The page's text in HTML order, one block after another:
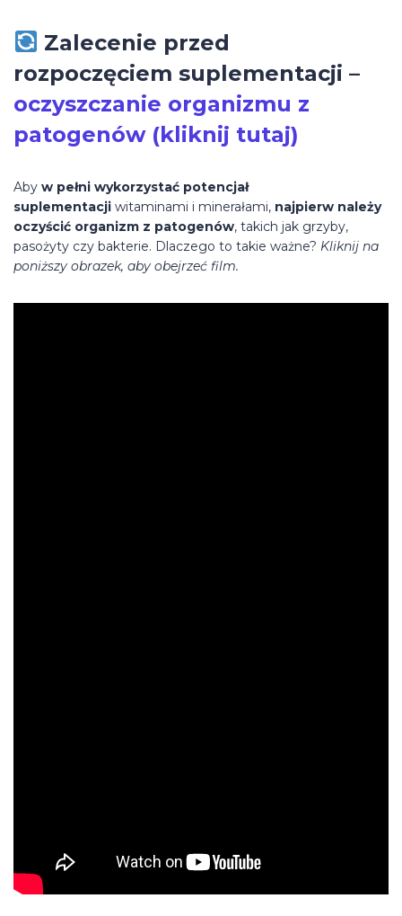
Zalecenie przed
rozpoczęciem suplementacji –
oczyszczanie organizmu z
patogenów (kliknij tutaj)
Aby w pełni wykorzystać potencjał
suplementacji witaminami i minerałami, najpierw należy
oczyścić organizm z patogenów, takich jak grzyby,
pasożyty czy bakterie. Dlaczego to takie ważne? Kliknij na
poniższy obrazek, aby obejrzeć film.